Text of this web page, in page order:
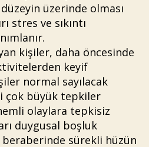
üzerinde olması
stres ve sıkıntı
kişiler, daha öncesinde
keyif
normal sayılacak
çok büyük tepkiler
olaylara tepkisiz
duygusal boşluk
sürekli hüzün